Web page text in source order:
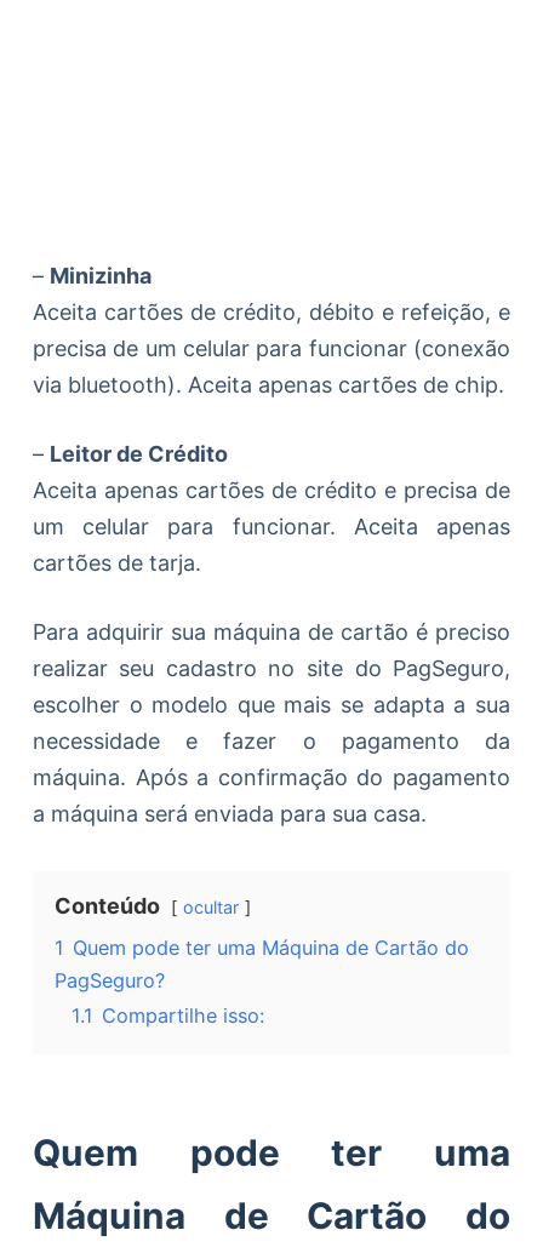
– Minizinha
Aceita cartões de crédito, débito e refeição, e
precisa de um celular para funcionar (conexão
via bluetooth). Aceita apenas cartões de chip.
– Leitor de Crédito
Aceita apenas cartões de crédito e precisa de
um celular para funcionar. Aceita apenas
cartões de tarja.
Para adquirir sua máquina de cartão é preciso
realizar seu cadastro no site do PagSeguro,
escolher o modelo que mais se adapta a sua
necessidade e fazer o pagamento da
máquina. Após a confirmação do pagamento
a máquina será enviada para sua casa.
Conteúdo ocultar
1 Quem pode ter uma Máquina de Cartão do
PagSeguro?
1.1 Compartilhe isso:
Quem pode ter uma
Máquina de Cartão do